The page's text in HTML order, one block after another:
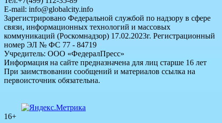
E-mail: info@globalcity.info
Зарегистрировано Федеральной службой по надзору в сфере
связи, информационных технологий и массовых
коммуникаций (Роскомнадзор) 17.02.2023г. Регистрационный
номер ЭЛ № ФС 77 - 84719
Учредитель: ООО «ФедералПресс»
Информация на сайте предназначена для лиц старше 16 лет
При заимствовании сообщений и материалов ссылка на
первоисточник обязательна.
16+